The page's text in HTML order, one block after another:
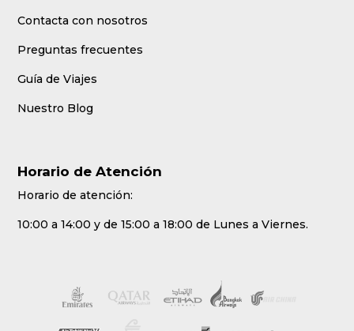
Contacta con nosotros
Preguntas frecuentes
Guía de Viajes
Nuestro Blog
Horario de Atención
Horario de atención:
10:00 a 14:00 y de 15:00 a 18:00 de Lunes a Viernes.